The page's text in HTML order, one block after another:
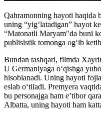
Qahramonning hayoti haqida
uning “yigʻlatadigan” hayot
“Matonatli Maryam"da buni
publisistik tomonga ogʻib
Bundan tashqari, filmda
U Germaniyaga oʻqishga
hisoblanadi. Uning hayoti
eslab oʻtiladi. Premyera
bu personajga ham e’tibor
Albatta, uning hayoti ham